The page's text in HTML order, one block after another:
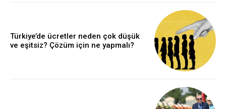
Türkiye’de ücretler neden çok düşük
ve eşitsiz? Çözüm için ne yapmalı?